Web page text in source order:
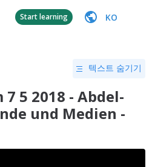
Start learning KO
텍스트 숨기기
5 2018 - Abdel-
und Medien -